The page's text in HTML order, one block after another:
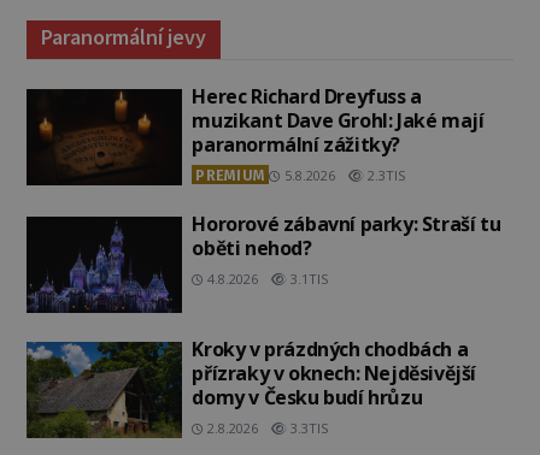
Paranormální jevy
Herec Richard Dreyfuss a
muzikant Dave Grohl: Jaké mají
paranormální zážitky?
PREMIUM 5.8.2026 2.3TIS
Hororové zábavní parky: Straší tu
oběti nehod?
4.8.2026 3.1TIS
Kroky v prázdných chodbách a
přízraky v oknech: Nejděsivější
domy v Česku budí hrůzu
2.8.2026 3.3TIS